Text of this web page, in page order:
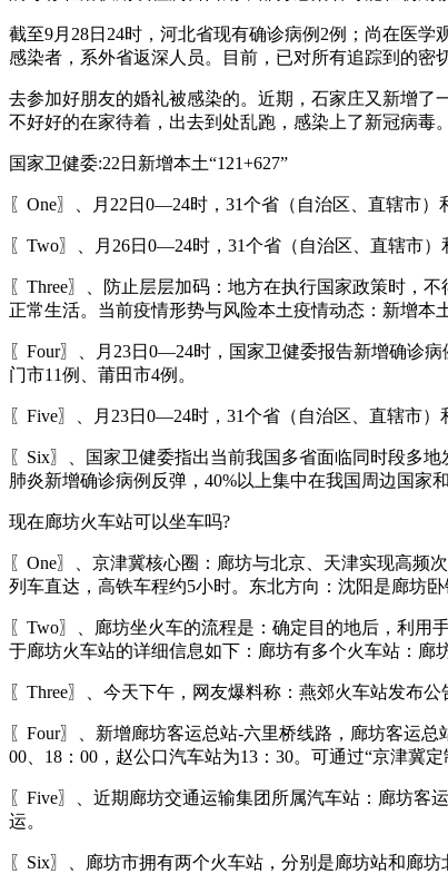
截至9月28日24时，河北省现有确诊病例2例；尚在医学
感染者，系外省返深人员。目前，已对所有追踪到的密
去参加好朋友的婚礼被感染的。近期，石家庄又新增了
不好好的在家待着，出去到处乱跑，感染上了新冠病毒
国家卫健委:22日新增本土“121+627”
〖One〗、月22日0—24时，31个省（自治区、直辖市
〖Two〗、月26日0—24时，31个省（自治区、直辖市
〖Three〗、防止层层加码：地方在执行国家政策时，
正常生活。当前疫情形势与风险本土疫情动态：新增本
〖Four〗、月23日0—24时，国家卫健委报告新增确诊
门市11例、莆田市4例。
〖Five〗、月23日0—24时，31个省（自治区、直辖市
〖Six〗、国家卫健委指出当前我国多省面临同时段多
肺炎新增确诊病例反弹，40%以上集中在我国周边国家
现在廊坊火车站可以坐车吗?
〖One〗、京津冀核心圈：廊坊与北京、天津实现高频
列车直达，高铁车程约5小时。东北方向：沈阳是廊坊
〖Two〗、廊坊坐火车的流程是：确定目的地后，利
于廊坊火车站的详细信息如下：廊坊有多个火车站：廊
〖Three〗、今天下午，网友爆料称：燕郊火车站发布
〖Four〗、新增廊坊客运总站-六里桥线路，廊坊客运
00、18：00，赵公口汽车站为13：30。可通过“京津冀
〖Five〗、近期廊坊交通运输集团所属汽车站：廊坊
运。
〖Six〗、廊坊市拥有两个火车站，分别是廊坊站和廊